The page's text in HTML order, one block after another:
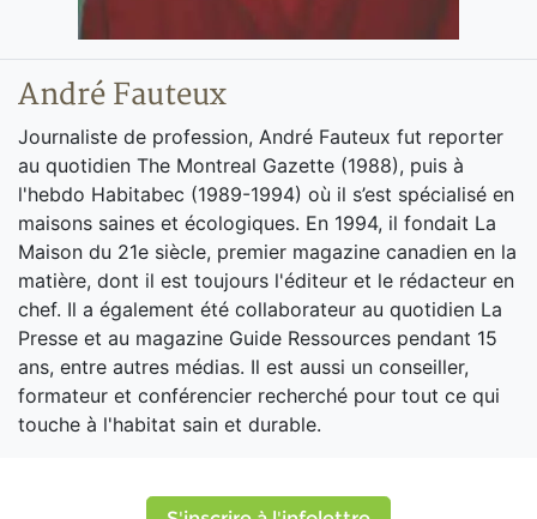
André Fauteux
Journaliste de profession, André Fauteux fut reporter
au quotidien The Montreal Gazette (1988), puis à
l'hebdo Habitabec (1989-1994) où il s’est spécialisé en
maisons saines et écologiques. En 1994, il fondait La
Maison du 21e siècle, premier magazine canadien en la
matière, dont il est toujours l'éditeur et le rédacteur en
chef. Il a également été collaborateur au quotidien La
Presse et au magazine Guide Ressources pendant 15
ans, entre autres médias. Il est aussi un conseiller,
formateur et conférencier recherché pour tout ce qui
touche à l'habitat sain et durable.